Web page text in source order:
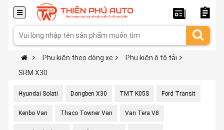
Phụ kiện theo dòng xe
Phụ kiện ô tô tải
SRM X30
Hyundai Solati Dongben X30 TMT K05S Ford Transit
Kenbo Van Thaco Towner Van Van Tera V8